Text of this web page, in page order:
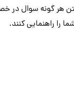
هر گونه سوال در
را راهنمایی کنند.